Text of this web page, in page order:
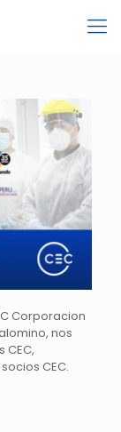
Corporacion
nos
CEC.